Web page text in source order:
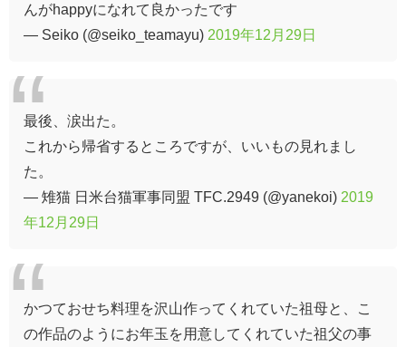
んがhappyになれて良かったです
— Seiko (@seiko_teamayu) 2019年12月29日
最後、涙出た。
これから帰省するところですが、いいもの見れまし
た。
— 雉猫 日米台猫軍事同盟 TFC.2949 (@yanekoi) 2019
年12月29日
かつておせち料理を沢山作ってくれていた祖母と、こ
の作品のようにお年玉を用意してくれていた祖父の事